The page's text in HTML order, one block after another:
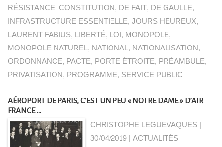
RÉSISTANCE, CONSTITUTION, DE FAIT, DE GAULLE,
INFRASTRUCTURE ESSENTIELLE,JOURS HEUREUX,
LAURENT FABIUS, LIBERTÉ, LOI, MONOPOLE,
MONOPOLE NATUREL, NATIONAL, NATIONALISATION,
ORDONNANCE, PACTE, PORTE ÉTROITE, PRÉAMBULE,
PRIVATISATION, PROGRAMME, SERVICE PUBLIC
AÉROPORT DE PARIS, C’EST UN PEU « NOTRE DAME » D’AIR
FRANCE …
CHRISTOPHE LEGUEVAQUES |
30/04/2019|ACTUALITÉS